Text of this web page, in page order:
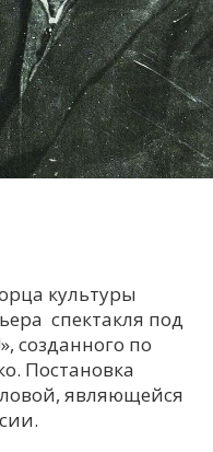
С
Т
Х
Ч
культуры
спектакля под
созданного по
Постановка
являющейся